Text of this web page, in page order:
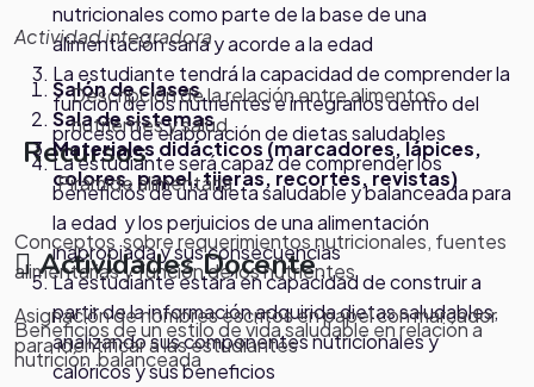
nutricionales como parte de la base de una
alimentación sana y acorde a la edad
La estudiante tendrá la capacidad de comprender la
función de los nutrientes e integrarlos dentro del
proceso de elaboración de dietas saludables
La estudiante será capaz de comprender los
beneficios de una dieta saludable y balanceada para
la edad y los perjuicios de una alimentación
inapropiada y sus consecuencias
La estudiante estará en capacidad de construir a
partir de la información adquirida dietas saludables,
analizando sus componentes nutricionales y
calóricos y sus beneficios
Recursos
.
Salón de clases
Sala de sistemas
Materiales didácticos (marcadores, lápices,
colores, papel, tijeras, recortes, revistas)
Actividad integradora
Descripción de la relación entre alimentos,
nutrientes y salud
Pirámide alimentaria
Conceptos sobre requerimientos nutricionales, fuentes
alimentariasy función de losnutrientes
Beneficios de un estilo de vida saludable en relación a
nutrición balanceada
Actividades Docente
Asignación de nombres escritos en papel con marcador
para identificar a las estudiantes